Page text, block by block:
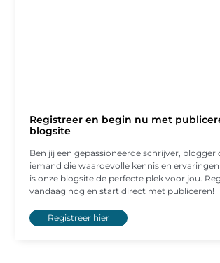
Registreer en begin nu met
blogsite
Ben jij een gepassioneerde schrijver, blogger
iemand die waardevolle kennis en
is onze blogsite de perfecte plek voor jou.
vandaag nog en start direct met publiceren!
Registreer hier